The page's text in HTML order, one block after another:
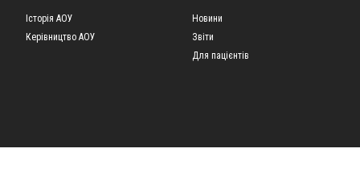
Історія АОУ
Керівництво АОУ
Новини
Звіти
Для пацієнтів